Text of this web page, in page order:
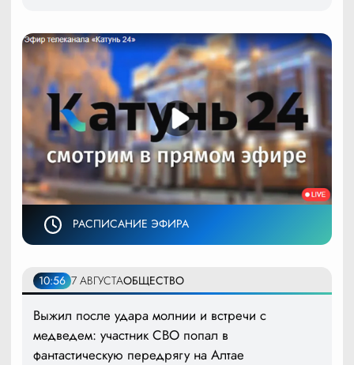
РАСПИСАНИЕ ЭФИРА
10:56 7 АВГУСТАОБЩЕСТВО
Выжил после удара молнии и встречи с
медведем: участник СВО попал в
фантастическую передрягу на Алтае